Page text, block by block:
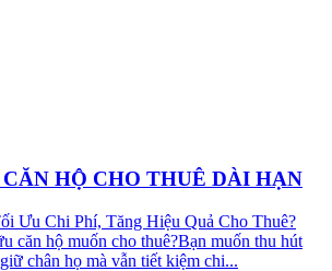
HỘ CHO THUÊ DÀI HẠN
Ưu Chi Phí, Tăng Hiệu Quả Cho Thuê?
căn hộ muốn cho thuê?Bạn muốn thu hút
chân họ mà vẫn tiết kiệm chi...